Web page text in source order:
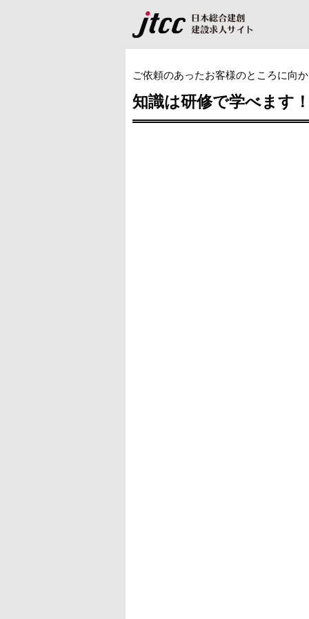
ご依頼のあったお客様のところに向
知識は研修で学べます